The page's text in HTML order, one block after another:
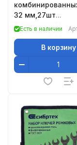
32 мм,27шт
фосфатированые//
Есть в наличии
В корзину